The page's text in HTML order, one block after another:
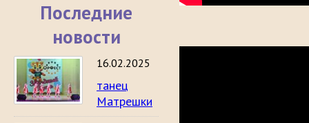
Последние
новости
16.02.2025
танец
Матрешки